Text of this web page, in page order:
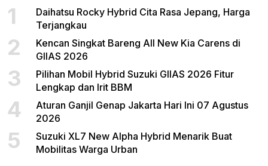
1
Daihatsu Rocky Hybrid Cita Rasa Jepang, Harga
Terjangkau
2
Kencan Singkat Bareng All New Kia Carens di
GIIAS 2026
3
Pilihan Mobil Hybrid Suzuki GIIAS 2026 Fitur
Lengkap dan Irit BBM
4
Aturan Ganjil Genap Jakarta Hari Ini 07 Agustus
2026
5
Suzuki XL7 New Alpha Hybrid Menarik Buat
Mobilitas Warga Urban